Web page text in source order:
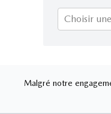
Choisir
Malgré notre